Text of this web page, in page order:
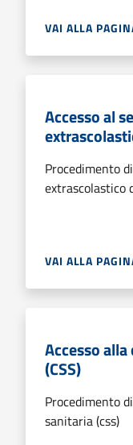
VAI ALLA
Accesso al
Procedimento
extrascolastico
VAI ALLA
Accesso
(CSS)
Procedimento
sanitaria (css)